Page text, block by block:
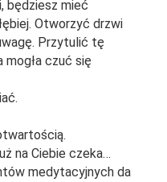
będziesz mieć
Otworzyć drzwi
Przytulić tę
czuć się
na Ciebie czeka…
medytacyjnych da